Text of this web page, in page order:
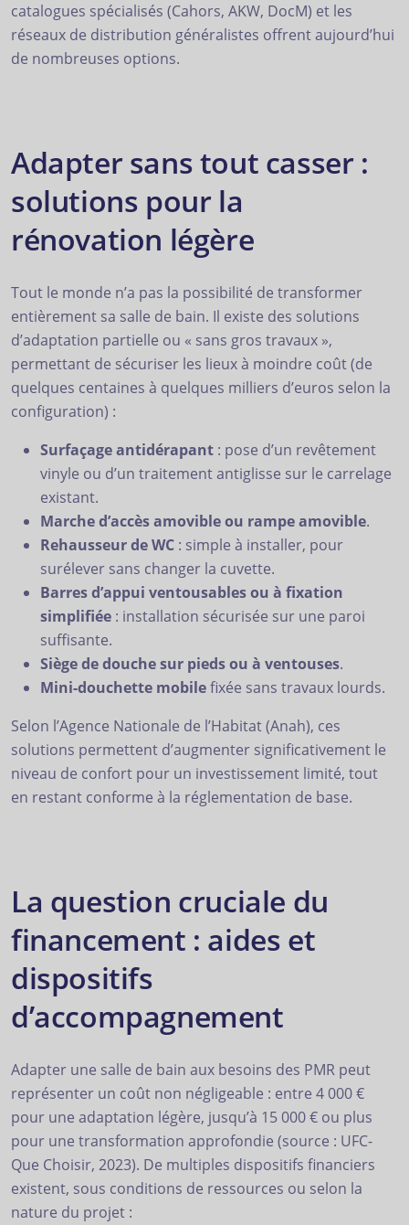
catalogues spécialisés (Cahors, AKW, DocM) et les
réseaux de distribution généralistes offrent aujourd’hui
de nombreuses options.
Adapter sans tout casser :
solutions pour la
rénovation légère
Tout le monde n’a pas la possibilité de transformer
entièrement sa salle de bain. Il existe des solutions
d’adaptation partielle ou « sans gros travaux »,
permettant de sécuriser les lieux à moindre coût (de
quelques centaines à quelques milliers d’euros selon la
configuration) :
Surfaçage antidérapant : pose d’un revêtement
vinyle ou d’un traitement antiglisse sur le carrelage
existant.
Marche d’accès amovible ou rampe amovible.
Rehausseur de WC : simple à installer, pour
surélever sans changer la cuvette.
Barres d’appui ventousables ou à fixation
simplifiée : installation sécurisée sur une paroi
suffisante.
Siège de douche sur pieds ou à ventouses.
Mini-douchette mobilefixée sans travaux lourds.
Selon l’Agence Nationale de l’Habitat (Anah), ces
solutions permettent d’augmenter significativement le
niveau de confort pour un investissement limité, tout
en restant conforme à la réglementation de base.
La question cruciale du
financement : aides et
dispositifs
d’accompagnement
Adapter une salle de bain aux besoins des PMR peut
représenter un coût non négligeable : entre 4 000 €
pour une adaptation légère, jusqu’à 15 000 € ou plus
pour une transformation approfondie (source : UFC-
Que Choisir, 2023). De multiples dispositifs financiers
existent, sous conditions de ressources ou selon la
nature du projet :